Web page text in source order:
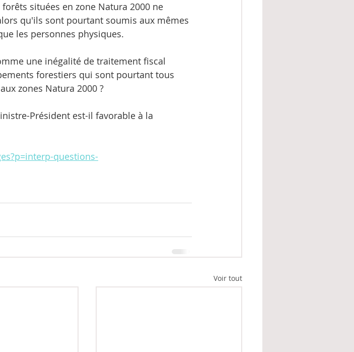
situées en zone Natura 2000 ne
qu'ils sont pourtant soumis aux mêmes
les personnes physiques.
une inégalité de traitement fiscal
forestiers qui sont pourtant tous
zones Natura 2000 ?
Président est-il favorable à la
questions-
Voir tout